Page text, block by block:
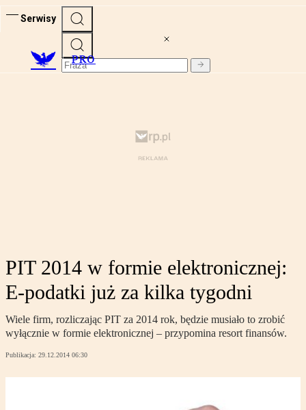
Serwisy
PRO
PIT 2014 w formie elektronicznej:
E-podatki już za kilka tygodni
Wiele firm, rozliczając PIT za 2014 rok, będzie musiało to zrobić
wyłącznie w formie elektronicznej – przypomina resort finansów.
Publikacja: 29.12.2014 06:30